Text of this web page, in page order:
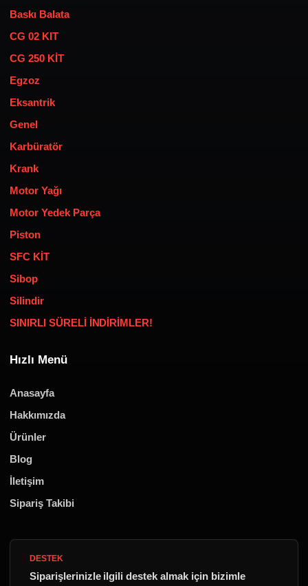
Baskı Balata
CG 02 KIT
CG 250 KİT
Egzoz
Eksantrik
Genel
Karbüratör
Krank
Motor Yağı
Motor Yedek Parça
Piston
SFC KİT
Sibop
Silindir
SINIRLI SÜRELİ İNDİRİMLER!
Hızlı Menü
Anasayfa
Hakkımızda
Ürünler
Blog
İletişim
Sipariş Takibi
DESTEK
Siparişlerinizle ilgili destek almak için bizimle